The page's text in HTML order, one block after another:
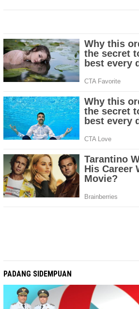
PADANG SIDEMPUAN